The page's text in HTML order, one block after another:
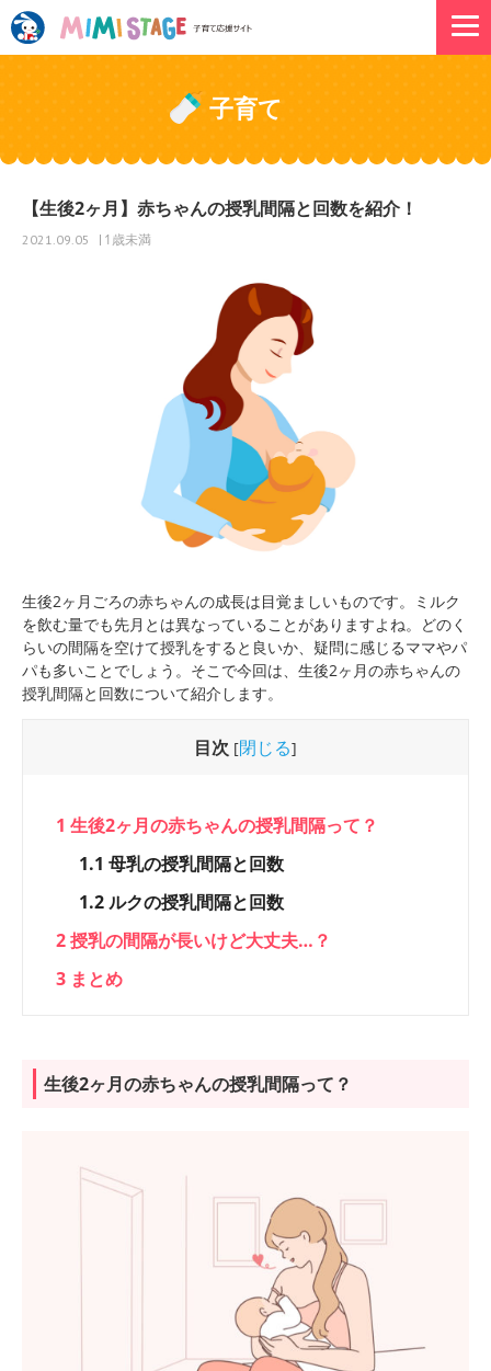
子育て
【生後2ヶ月】赤ちゃんの授乳間隔と回数を紹介！
2021.09.05 1歳未満
生後2ヶ月ごろの赤ちゃんの成長は目覚ましいものです。ミルク
を飲む量でも先月とは異なっていることがありますよね。どのく
らいの間隔を空けて授乳をすると良いか、疑問に感じるママやパ
パも多いことでしょう。そこで今回は、生後2ヶ月の赤ちゃんの
授乳間隔と回数について紹介します。
目次 [閉じる]
1 生後2ヶ月の赤ちゃんの授乳間隔って？
1.1 母乳の授乳間隔と回数
1.2ルクの授乳間隔と回数
2授乳の間隔が長いけど大丈夫…？
3 まとめ
生後2ヶ月の赤ちゃんの授乳間隔って？